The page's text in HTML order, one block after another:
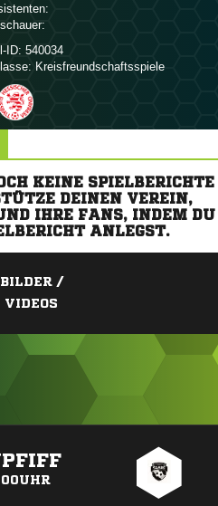
ID: 540034
Kreisfreundschaftsspiele
KEINE SPIELBERICHTE
DEINEN VEREIN,
IHRE FANS, INDEM DU
ANLEGST.
BILDER /
VIDEOS